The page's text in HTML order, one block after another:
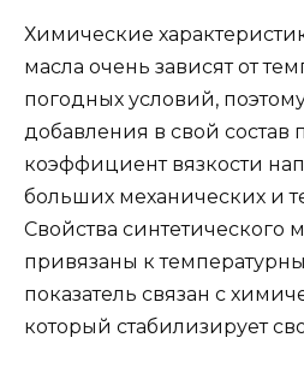
Химические
масла очень зависят от
погодных условий,
добавления в свой состав
коэффициент вязкости
больших механических и
Свойства синтетического
привязаны к
показатель связан с
который стабилизирует